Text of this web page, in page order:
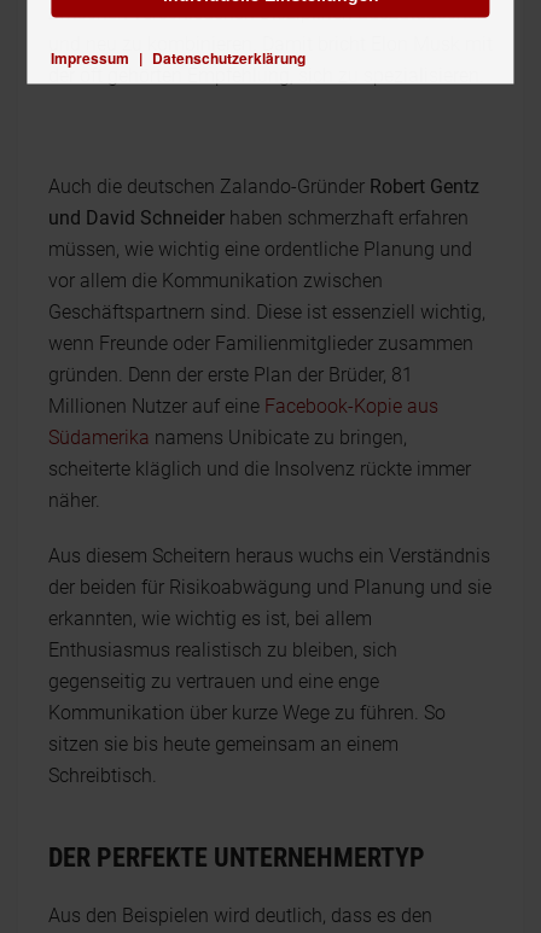
zwischen verschiedenen Disziplinen auszutauschen
der oft gehörten Empfehlung, sich zu spezialisieren.
Auch die deutschen Zalando-Gründer Robert Gentz
und David Schneider haben schmerzhaft erfahren
müssen, wie wichtig eine ordentliche Planung und
vor allem die Kommunikation zwischen
Geschäftspartnern sind. Diese ist essenziell wichtig,
wenn Freunde oder Familienmitglieder zusammen
gründen. Denn der erste Plan der Brüder, 81
Millionen Nutzer auf eine Facebook-Kopie aus
Südamerika namens Unibicate zu bringen,
scheiterte kläglich und die Insolvenz rückte immer
näher.
Aus diesem Scheitern heraus wuchs ein Verständnis
der beiden für Risikoabwägung und Planung und sie
erkannten, wie wichtig es ist, bei allem
Enthusiasmus realistisch zu bleiben, sich
gegenseitig zu vertrauen und eine enge
Kommunikation über kurze Wege zu führen. So
sitzen sie bis heute gemeinsam an einem
Schreibtisch.
DER PERFEKTE UNTERNEHMERTYP
Aus den Beispielen wird deutlich, dass es den
Impressum | Datenschutzerklärung